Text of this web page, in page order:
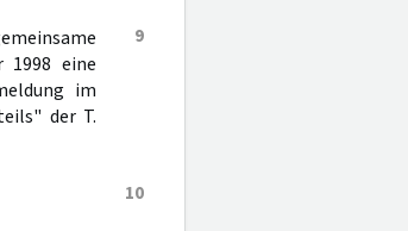
9
1998 eine
im
der T.
10